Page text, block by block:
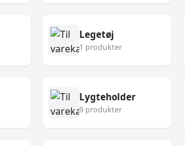
Legetøj
1 produkter
Lygteholder
9 produkter